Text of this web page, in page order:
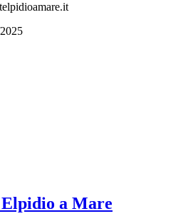
a Mare